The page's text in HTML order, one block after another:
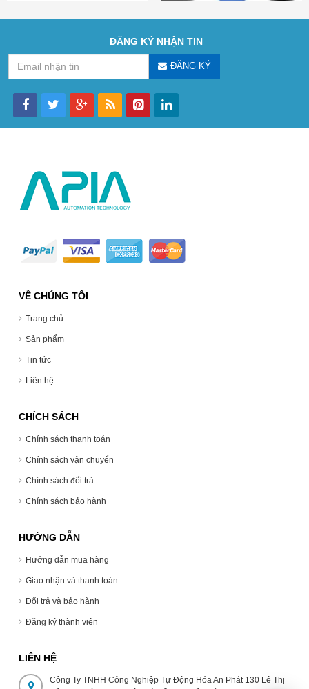
ĐĂNG KÝ NHẬN TIN
ĐĂNG KÝ
VỀ CHÚNG TÔI
Trang chủ
Sản phẩm
Tin tức
Liên hệ
CHÍCH SÁCH
Chính sách thanh toán
Chính sách vận chuyển
Chính sách đổi trả
Chính sách bảo hành
HƯỚNG DẪN
Hướng dẫn mua hàng
Giao nhận và thanh toán
Đổi trả và bảo hành
Đăng ký thành viên
LIÊN HỆ
Công Ty TNHH Công Nghiệp Tự Động Hóa An Phát 130 Lê Thị